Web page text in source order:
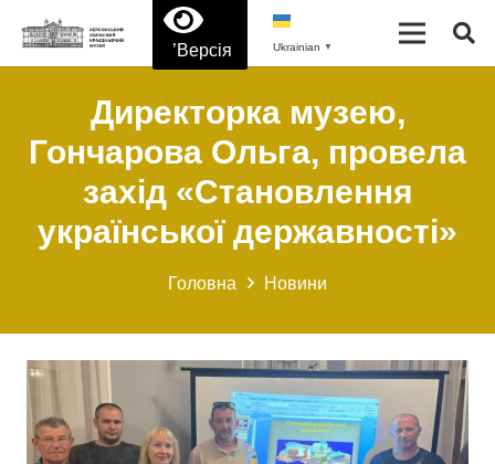
’Версія Ukrainian ▼
Директорка музею,
Гончарова Ольга, провела
захід «Становлення
української державності»
Головна Новини